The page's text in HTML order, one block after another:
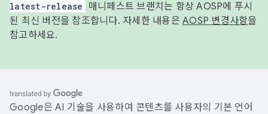
latest-release
매니페스트 브랜치는 항상 AOSP에 푸시
된 최신 버전을 참조합니다. 자세한 내용은 AOSP 변경사항을
참고하세요.
Google은 AI 기술을 사용하여 콘텐츠를 사용자의 기본 언어